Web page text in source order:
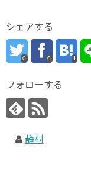
シェアする
0 0
フォローする
静村